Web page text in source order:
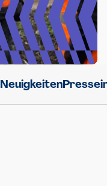
Neuigkeiten